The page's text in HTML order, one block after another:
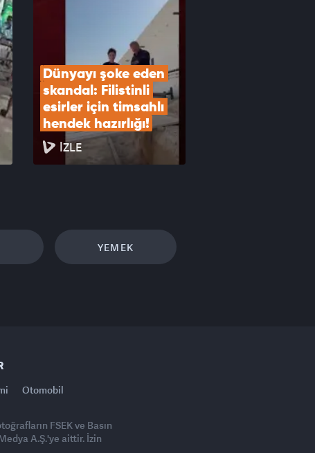
Dünyayı şoke eden
skandal: Filistinli
esirler için timsahlı
hendek hazırlığı!
İZLE
YEMEK
Otomobil
FSEK ve Basın
A.Ş.'ye aittir. İzin